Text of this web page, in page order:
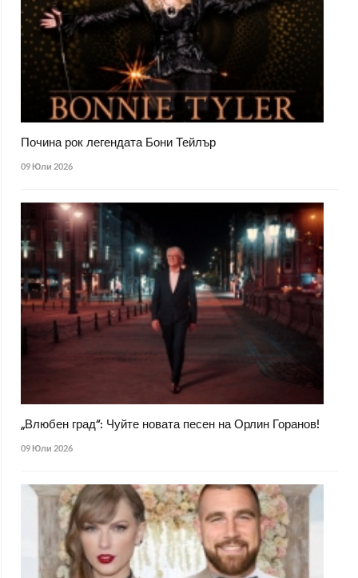
Почина рок легендата Бони Тейлър
09 Юли 2026
„Влюбен град“: Чуйте новата песен на Орлин Горанов!
09 Юли 2026